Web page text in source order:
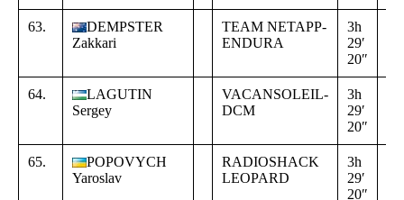
63.
DEMPSTER
Zakkari
TEAM NETAPP-
ENDURA
3h
29′
20″
64.
LAGUTIN
Sergey
VACANSOLEIL-
DCM
3h
29′
20″
65.
POPOVYCH
Yaroslav
RADIOSHACK
LEOPARD
3h
29′
20″